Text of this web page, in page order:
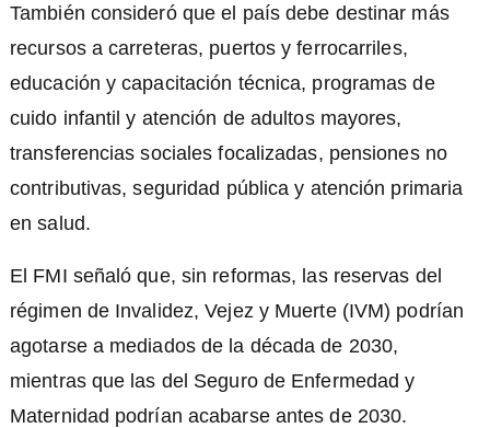
También consideró que el país debe destinar más
recursos a carreteras, puertos y ferrocarriles,
educación y capacitación técnica, programas de
cuido infantil y atención de adultos mayores,
transferencias sociales focalizadas, pensiones no
contributivas, seguridad pública y atención primaria
en salud.
El FMI señaló que, sin reformas, las reservas del
régimen de Invalidez, Vejez y Muerte (IVM) podrían
agotarse a mediados de la década de 2030,
mientras que las del Seguro de Enfermedad y
Maternidad podrían acabarse antes de 2030.